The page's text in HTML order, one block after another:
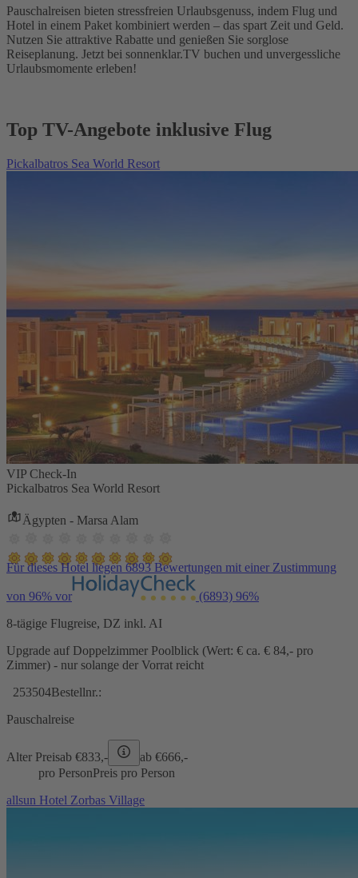
Pauschalreisen bieten stressfreien Urlaubsgenuss, indem Flug und
Hotel in einem Paket kombiniert werden – das spart Zeit und Geld.
Nutzen Sie attraktive Rabatte und genießen Sie sorglose
Reiseplanung. Jetzt bei sonnenklar.TV buchen und unvergessliche
Urlaubsmomente erleben!
Top TV-Angebote inklusive Flug
Pickalbatros Sea World Resort
VIP Check-In
Pickalbatros Sea World Resort
Ägypten - Marsa Alam
Für dieses Hotel liegen 6893 Bewertungen mit einer Zustimmung
von 96% vor (6893) 96%
8-tägige Flugreise, DZ inkl. AI
Upgrade auf Doppelzimmer Poolblick (Wert: € ca. € 84,- pro
Zimmer) - nur solange der Vorrat reicht
253504Bestellnr.:
Pauschalreise
Alter Preisab €833,- ab €666,-
pro PersonPreis pro Person
allsun Hotel Zorbas Village